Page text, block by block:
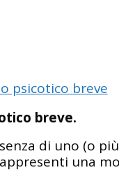
breve.
di uno (o
una